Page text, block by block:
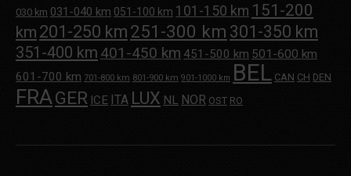
030 km 031-040 km 051-100 km 101-150 km 151-200
km 201-250 km 251-300 km 301-350 km
351-400 km 401-450 km 451-500 km 501-600 km
601-700 km 701-800 km 801-900 km 901-1000 km BEL CAN CH DEN
FRAGER ICE ITA LUX NL NOR OST RO